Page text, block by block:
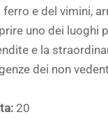
e del vimini,
uno dei luoghi
e la
dei non
20